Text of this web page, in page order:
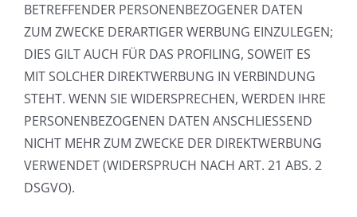
BETREFFENDER PERSONENBEZOGENER DATEN
ZUM ZWECKE DERARTIGER WERBUNG EINZULEGEN;
DIES GILT AUCH FÜR DAS PROFILING, SOWEIT ES
MIT SOLCHER DIREKTWERBUNG IN VERBINDUNG
STEHT. WENN SIE WIDERSPRECHEN, WERDEN IHRE
PERSONENBEZOGENEN DATEN ANSCHLIESSEND
NICHT MEHR ZUM ZWECKE DER DIREKTWERBUNG
VERWENDET (WIDERSPRUCH NACH ART. 21 ABS. 2
DSGVO).